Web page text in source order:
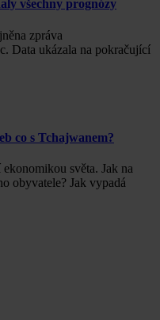
všechny prognózy
zpráva
Data ukázala na pokračující
co s Tchajwanem?
světa. Jak na
obyvatele? Jak vypadá